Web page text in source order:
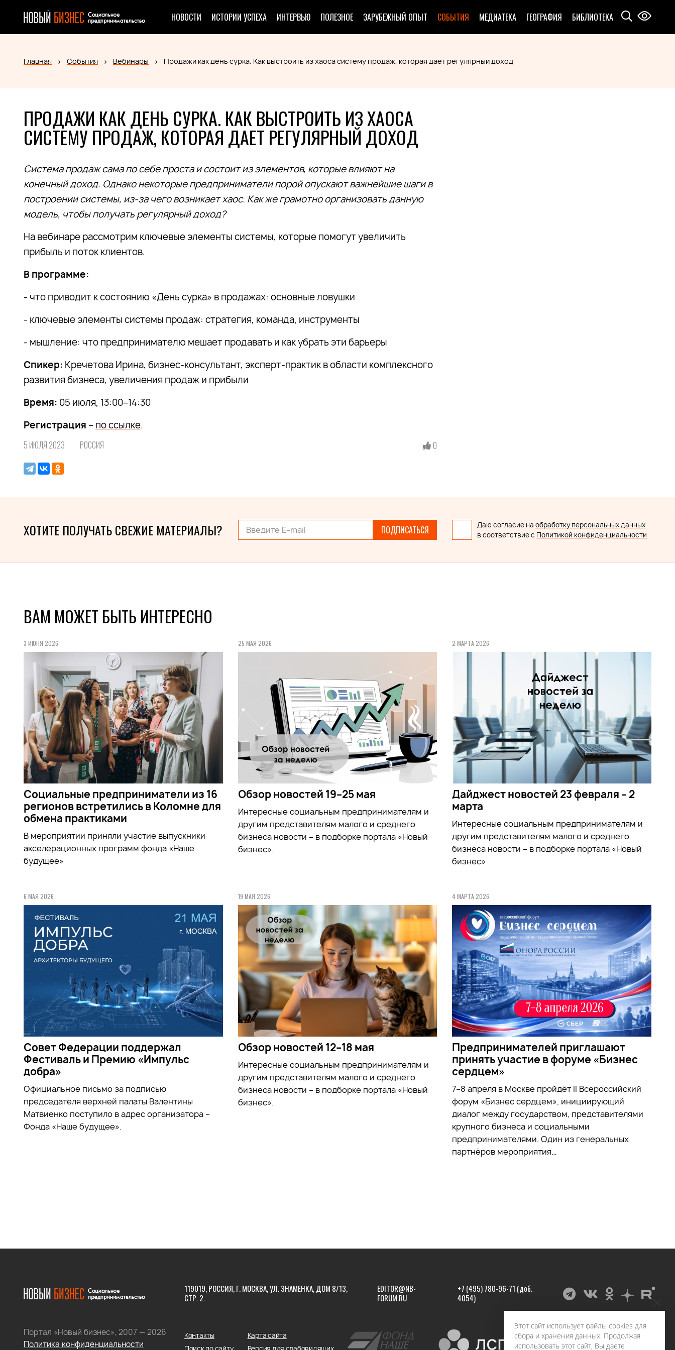
НОВОСТИ ИСТОРИИ УСПЕХА ИНТЕРВЬЮ ПОЛЕЗНОЕ ЗАРУБЕЖНЫЙ ОПЫТ СОБЫТИЯ МЕДИАТЕКА ГЕОГРАФИЯ БИБЛИОТЕКА
Главная События Вебинары Продажи как день сурка. Как выстроить из хаоса систему продаж, которая дает регулярный доход
ПРОДАЖИ КАК ДЕНЬ СУРКА. КАК ВЫСТРОИТЬ ИЗ ХАОСА
СИСТЕМУ ПРОДАЖ, КОТОРАЯ ДАЕТ РЕГУЛЯРНЫЙ ДОХОД
Система продаж сама по себе проста и состоит из элементов, которые влияют на
конечный доход. Однако некоторые предприниматели порой опускают важнейшие шаги в
построении системы, из-за чего возникает хаос. Как же грамотно организовать данную
модель, чтобы получать регулярный доход?
На вебинаре рассмотрим ключевые элементы системы, которые помогут увеличить
прибыль и поток клиентов.
В программе:
- что приводит к состоянию «День сурка» в продажах: основные ловушки
- ключевые элементы системы продаж: стратегия, команда, инструменты
- мышление: что предпринимателю мешает продавать и как убрать эти барьеры
Спикер: Кречетова Ирина, бизнес-консультант, эксперт-практик в области комплексного
развития бизнеса, увеличения продаж и прибыли
Время: 05 июля, 13:00–14:30
Регистрация – по ссылке.
5 ИЮЛЯ 2023 РОССИЯ 0
ХОТИТЕ ПОЛУЧАТЬ СВЕЖИЕ МАТЕРИАЛЫ? ПОДПИСАТЬСЯ Даю согласие наобработку персональных данных
в соответствие с Политикой конфиденциальности
ВАМ МОЖЕТ БЫТЬ ИНТЕРЕСНО
3 ИЮНЯ 2026
Социальные предприниматели из 16
регионов встретились в Коломне для
обмена практиками
В мероприятии приняли участие выпускники
акселерационных программ фонда «Наше
будущее»
25 МАЯ 2026
Обзор новостей 19–25 мая
Интересные социальным предпринимателям и
другим представителям малого и среднего
бизнеса новости – в подборке портала «Новый
бизнес».
2 МАРТА 2026
Дайджест новостей 23 февраля – 2
марта
Интересные социальным предпринимателям и
другим представителям малого и среднего
бизнеса новости – в подборке портала «Новый
бизнес»
6 МАЯ 2026
Совет Федерации поддержал
Фестиваль и Премию «Импульс
добра»
Официальное письмо за подписью
председателя верхней палаты Валентины
Матвиенко поступило в адрес организатора –
Фонда «Наше будущее».
19 МАЯ 2026
Обзор новостей 12–18 мая
Интересные социальным предпринимателям и
другим представителям малого и среднего
бизнеса новости – в подборке портала «Новый
бизнес».
4 МАРТА 2026
Предпринимателей приглашают
принять участие в форуме «Бизнес
сердцем»
7–8 апреля в Москве пройдёт II Всероссийский
форум «Бизнес сердцем», инициирующий
диалог между государством, представителями
крупного бизнеса и социальными
предпринимателями. Один из генеральных
партнёров мероприятия…
119019, РОССИЯ, Г. МОСКВА, УЛ. ЗНАМЕНКА, ДОМ 8/13,
СТР. 2.
EDITOR@NB-
FORUM.RU
+7 (495) 780-96-71 (доб.
4054)
Портал «Новый бизнес», 2007 — 2026
Политика конфиденциальности
Контакты
Карта сайта
Этот сайт использует файлы cookies для
сбора и хранения данных. Продолжая
использовать этот сайт, Вы даете